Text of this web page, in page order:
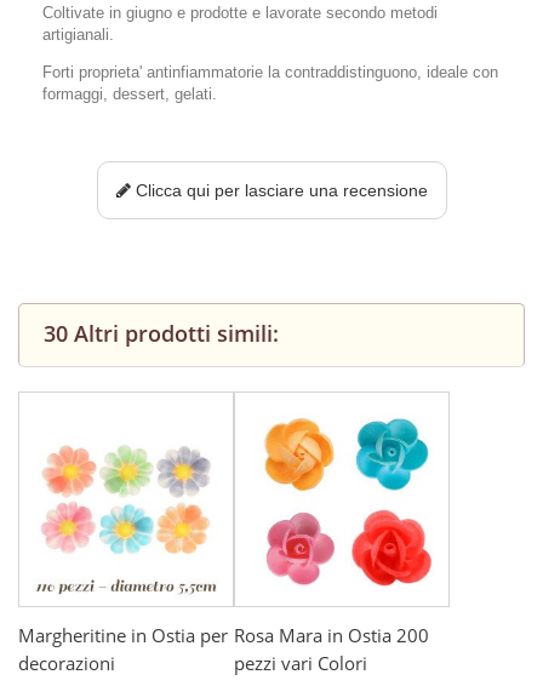
Coltivate in giugno e prodotte e lavorate secondo metodi
artigianali.
Forti proprieta' antinfiammatorie la contraddistinguono, ideale con
formaggi, dessert, gelati.
Clicca qui per lasciare una recensione
30 Altri prodotti simili:
Margheritine in Ostia per
decorazioni
Rosa Mara in Ostia 200
pezzi vari Colori